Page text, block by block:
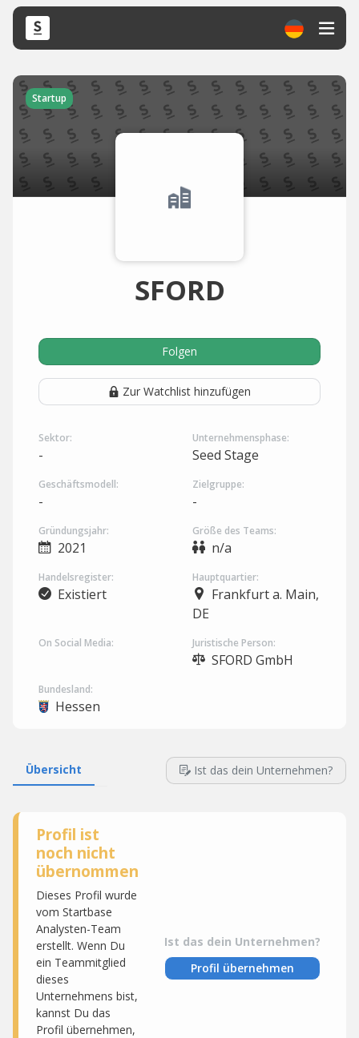
Startup
SFORD
Folgen
Zur Watchlist hinzufügen
Sektor:
-
Unternehmensphase:
Seed Stage
Geschäftsmodell:
-
Zielgruppe:
-
Gründungsjahr:
2021
Größe des Teams:
n/a
Handelsregister:
Existiert
Hauptquartier:
Frankfurt a. Main,
DE
On Social Media: Juristische Person:
SFORD GmbH
Bundesland:
Hessen
Übersicht Ist das dein Unternehmen?
Profil ist
noch nicht
übernommen
Dieses Profil wurde
vom Startbase
Analysten-Team
erstellt. Wenn Du
ein Teammitglied
dieses
Unternehmens bist,
kannst Du das
Profil übernehmen,
Ist das dein Unternehmen?
Profil übernehmen